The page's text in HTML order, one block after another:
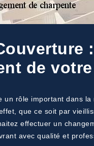
de
un rôle important dans
que ce soit par
effectuer un
avec qualité et